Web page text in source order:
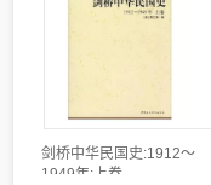
剑桥中华民国史:1912～
1949年:上卷